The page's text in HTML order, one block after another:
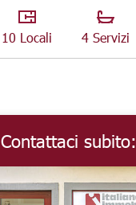
10 Locali 4 Servizi
Contattaci subito: